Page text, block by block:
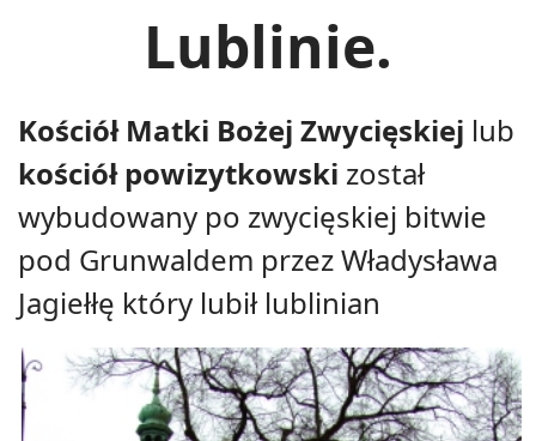
Lublinie.
Kościół Matki Bożej Zwycięskiej lub
kościół powizytkowski został
wybudowany po zwycięskiej bitwie
pod Grunwaldem przez Władysława
Jagiełłę który lubił lublinian